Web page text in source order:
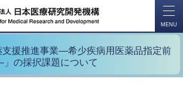
MENU
支援推進事業―希少疾病用医薬品指定前
の採択課題について